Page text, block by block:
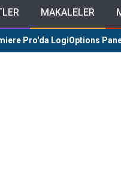
MAKALELER
Pro'da LogiOptions